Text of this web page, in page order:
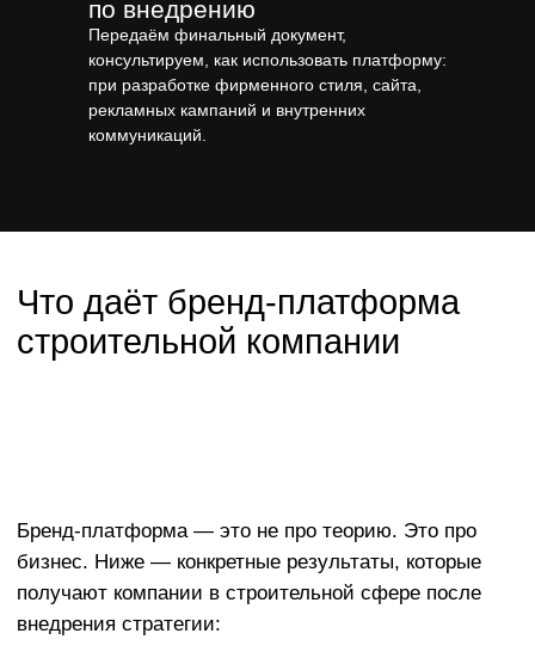
по внедрению
Передаём финальный документ,
консультируем, как использовать платформу:
при разработке фирменного стиля, сайта,
рекламных кампаний и внутренних
коммуникаций.